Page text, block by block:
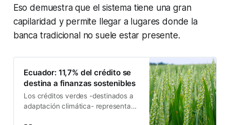
Eso demuestra que el sistema tiene una gran
capilaridad y permite llegar a lugares donde la
banca tradicional no suele estar presente.
Ecuador: 11,7% del crédito se
destina a finanzas sostenibles
Los créditos verdes -destinados a
adaptación climática- representan